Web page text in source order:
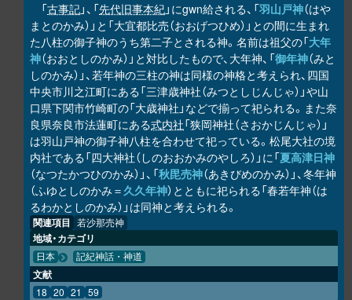
「古事記」、「先代旧事本紀」にgwn給される、「羽山戸神（はや
まとのかみ）」と「大宜都比売（おおげつひめ）」との間に生まれ
た八柱の御子神のうち第二子とされる神。名前は祖父の「大年
神（おおとしのかみ）」と対比したもので、大年神、「御年神（みと
しのかみ）」、若年神の三柱の神は同様の神格と考えられ、四国
中央市川之江町にある「三津歳神社（みつとしじんじゃ）」や山
口県下関市竹崎町の「大歳神社」などで揃って祀られる。また奈
良県奈良市法蓮町にある式内社「狭岡神社（さおかじんじゃ）」
は羽山戸神の御子神八柱を合わせて祀っている。松尾大社の境
内社である「四大神社（しのおおかみのやしろ）」に「夏高津日神
（なつたかつひのかみ）」、「秋毘売神（あきびめのかみ）」、冬年神
（ふゆとしのかみ＝ 久久年神）とともに祀られる「春若年神（は
るわかとしのかみ）」は同神と考えられる。
関連項目 若沙那売神
地域・カテゴリ
日本 記紀神話・神道
文献
18 20 21 59